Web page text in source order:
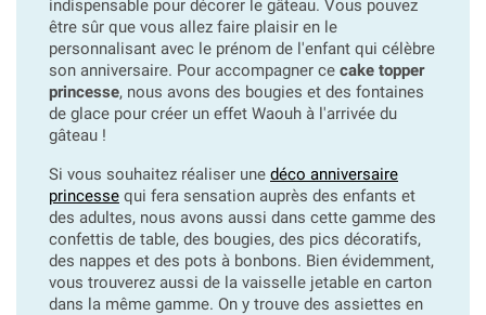
indispensable pour décorer le gâteau. Vous pouvez
être sûr que vous allez faire plaisir en le
personnalisant avec le prénom de l'enfant qui célèbre
son anniversaire. Pour accompagner ce cake topper
princesse, nous avons des bougies et des fontaines
de glace pour créer un effet Waouh à l'arrivée du
gâteau !
Si vous souhaitez réaliser une déco anniversaire
princesse qui fera sensation auprès des enfants et
des adultes, nous avons aussi dans cette gamme des
confettis de table, des bougies, des pics décoratifs,
des nappes et des pots à bonbons. Bien évidemment,
vous trouverez aussi de la vaisselle jetable en carton
dans la même gamme. On y trouve des assiettes en